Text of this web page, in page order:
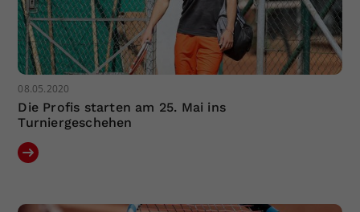
08.05.2020
Die Profis starten am 25. Mai ins
Turniergeschehen